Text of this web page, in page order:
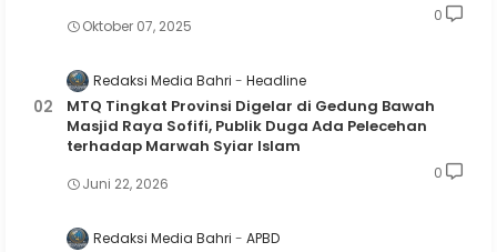
Oktober 07, 2025
0
Redaksi Media Bahri Headline
MTQ Tingkat Provinsi Digelar di Gedung Bawah
Masjid Raya Sofifi, Publik Duga Ada Pelecehan
terhadap Marwah Syiar Islam
Juni 22, 2026
0
Redaksi Media Bahri APBD